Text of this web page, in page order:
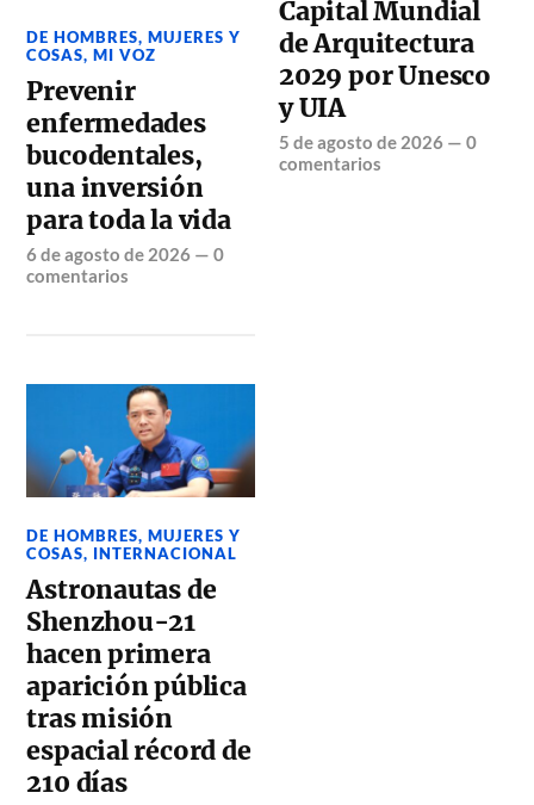
DE HOMBRES, MUJERES Y
COSAS,MI VOZ
Prevenir
enfermedades
bucodentales,
una inversión
para toda la vida
6 de agosto de 2026 —0
comentarios
Capital Mundial
de Arquitectura
2029 por Unesco
y UIA
5 de agosto de 2026 —0
comentarios
DE HOMBRES, MUJERES Y
COSAS, INTERNACIONAL
Astronautas de
Shenzhou-21
hacen primera
aparición pública
tras misión
espacial récord de
210 días